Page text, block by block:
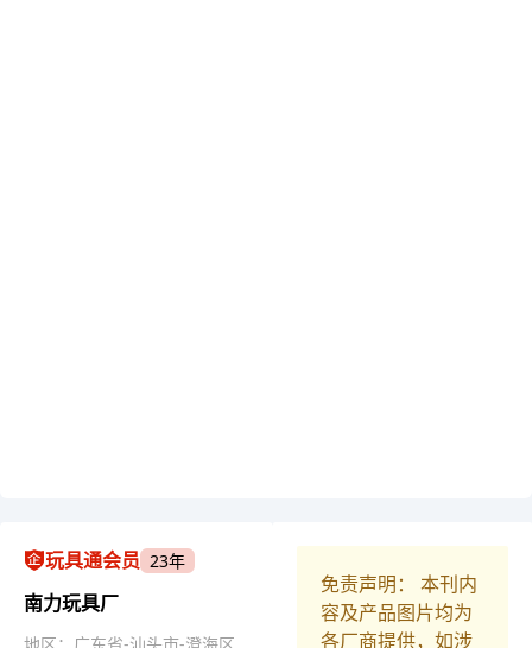
玩具通会员 23年
南力玩具厂
免责声明： 本刊内
容及产品图片均为
各厂商提供，如涉